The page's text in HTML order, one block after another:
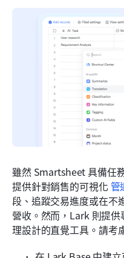
雖然 Smartsheet 具備任
提供針對銷售的可視化 管
段、追蹤交易進度或在不
營收。然而，Lark 則提
理設計的直覺工具。請考